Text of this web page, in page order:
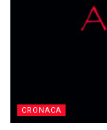
CRONACA